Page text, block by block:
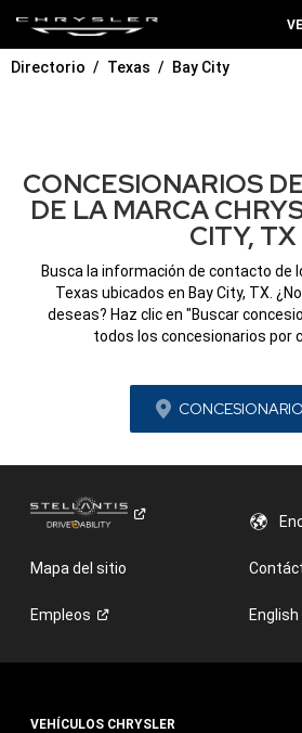
Directorio Texas Bay City
CONCESIONARIOS
DE LA MARCA
CITY, TX
Busca la información de contacto de
Texas ubicados en Bay City, TX.
deseas? Haz clic en "Buscar
todos los concesionarios por
Mapa del sitio
Empleos English
VEHÍCULOS CHRYSLER